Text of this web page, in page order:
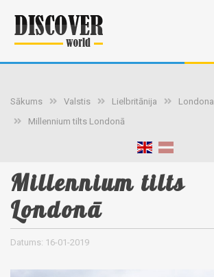
Sākums Valstis Lielbritānija
Londona
Millennium tilts Londonā
Millennium tilts
Londonā
Datums: 16-01-2019